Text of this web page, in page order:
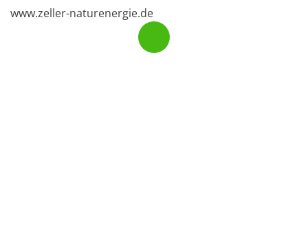
www.zeller-naturenergie.de